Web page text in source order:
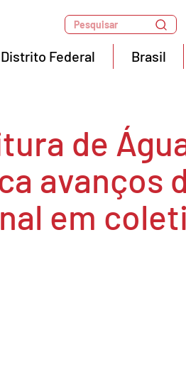
Pesquisar
Distrito Federal Brasil
de
avanços
em